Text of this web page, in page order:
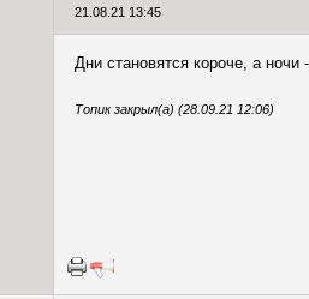
21.08.21 13:45
Дни становятся короче, а ночи
Топик закрыл(а) (28.09.21 12:06)